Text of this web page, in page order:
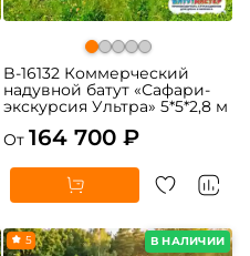
B-16132 Коммерческий
надувной батут «Сафари-
экскурсия Ультра» 5*5*2,8 м
От 164 700 ₽
В НАЛИЧИИ
5